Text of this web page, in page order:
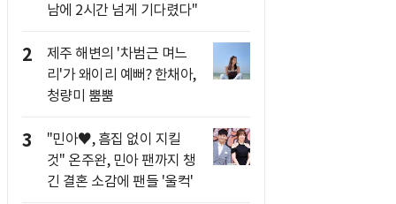
남에 2시간 넘게 기다렸다"
2
제주 해변의 '차범근 며느
리'가 왜이리 예뻐? 한채아,
청량미 뿜뿜
3
"민아♥, 흠집 없이 지킬
것" 온주완, 민아 팬까지 챙
긴 결혼 소감에 팬들 '울컥'